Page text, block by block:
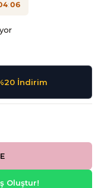
:06
İndirim
Oluştur!